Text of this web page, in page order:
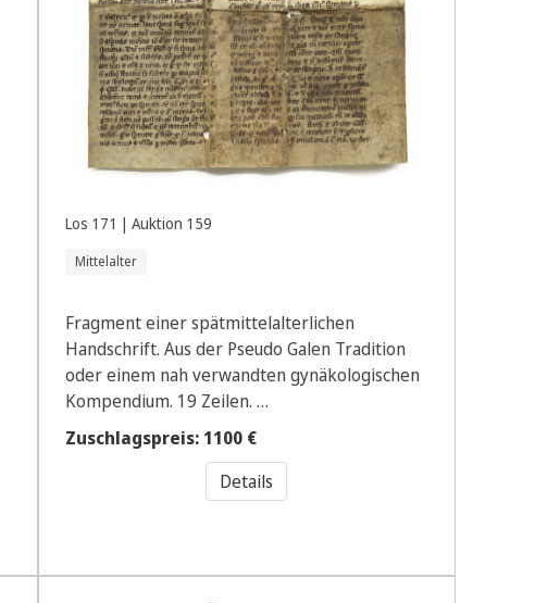
Los 171 | Auktion 159
Mittelalter
Fragment einer spätmittelalterlichen
Handschrift. Aus der Pseudo Galen Tradition
oder einem nah verwandten gynäkologischen
Kompendium. 19 Zeilen. …
Zuschlagspreis: 1100 €
Details